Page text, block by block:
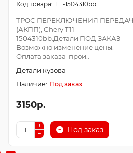
T11-1504310bb
ТРОС ПЕРЕКЛЮЧЕНИЯ ПЕРЕДАЧ
(АКПП), Chery T11-
1504310bb.Детали ПОД ЗАКАЗ
Возможно изменение цены.
Оплата заказа прои..
Детали кузова
Под заказ
3150р.
Под заказ